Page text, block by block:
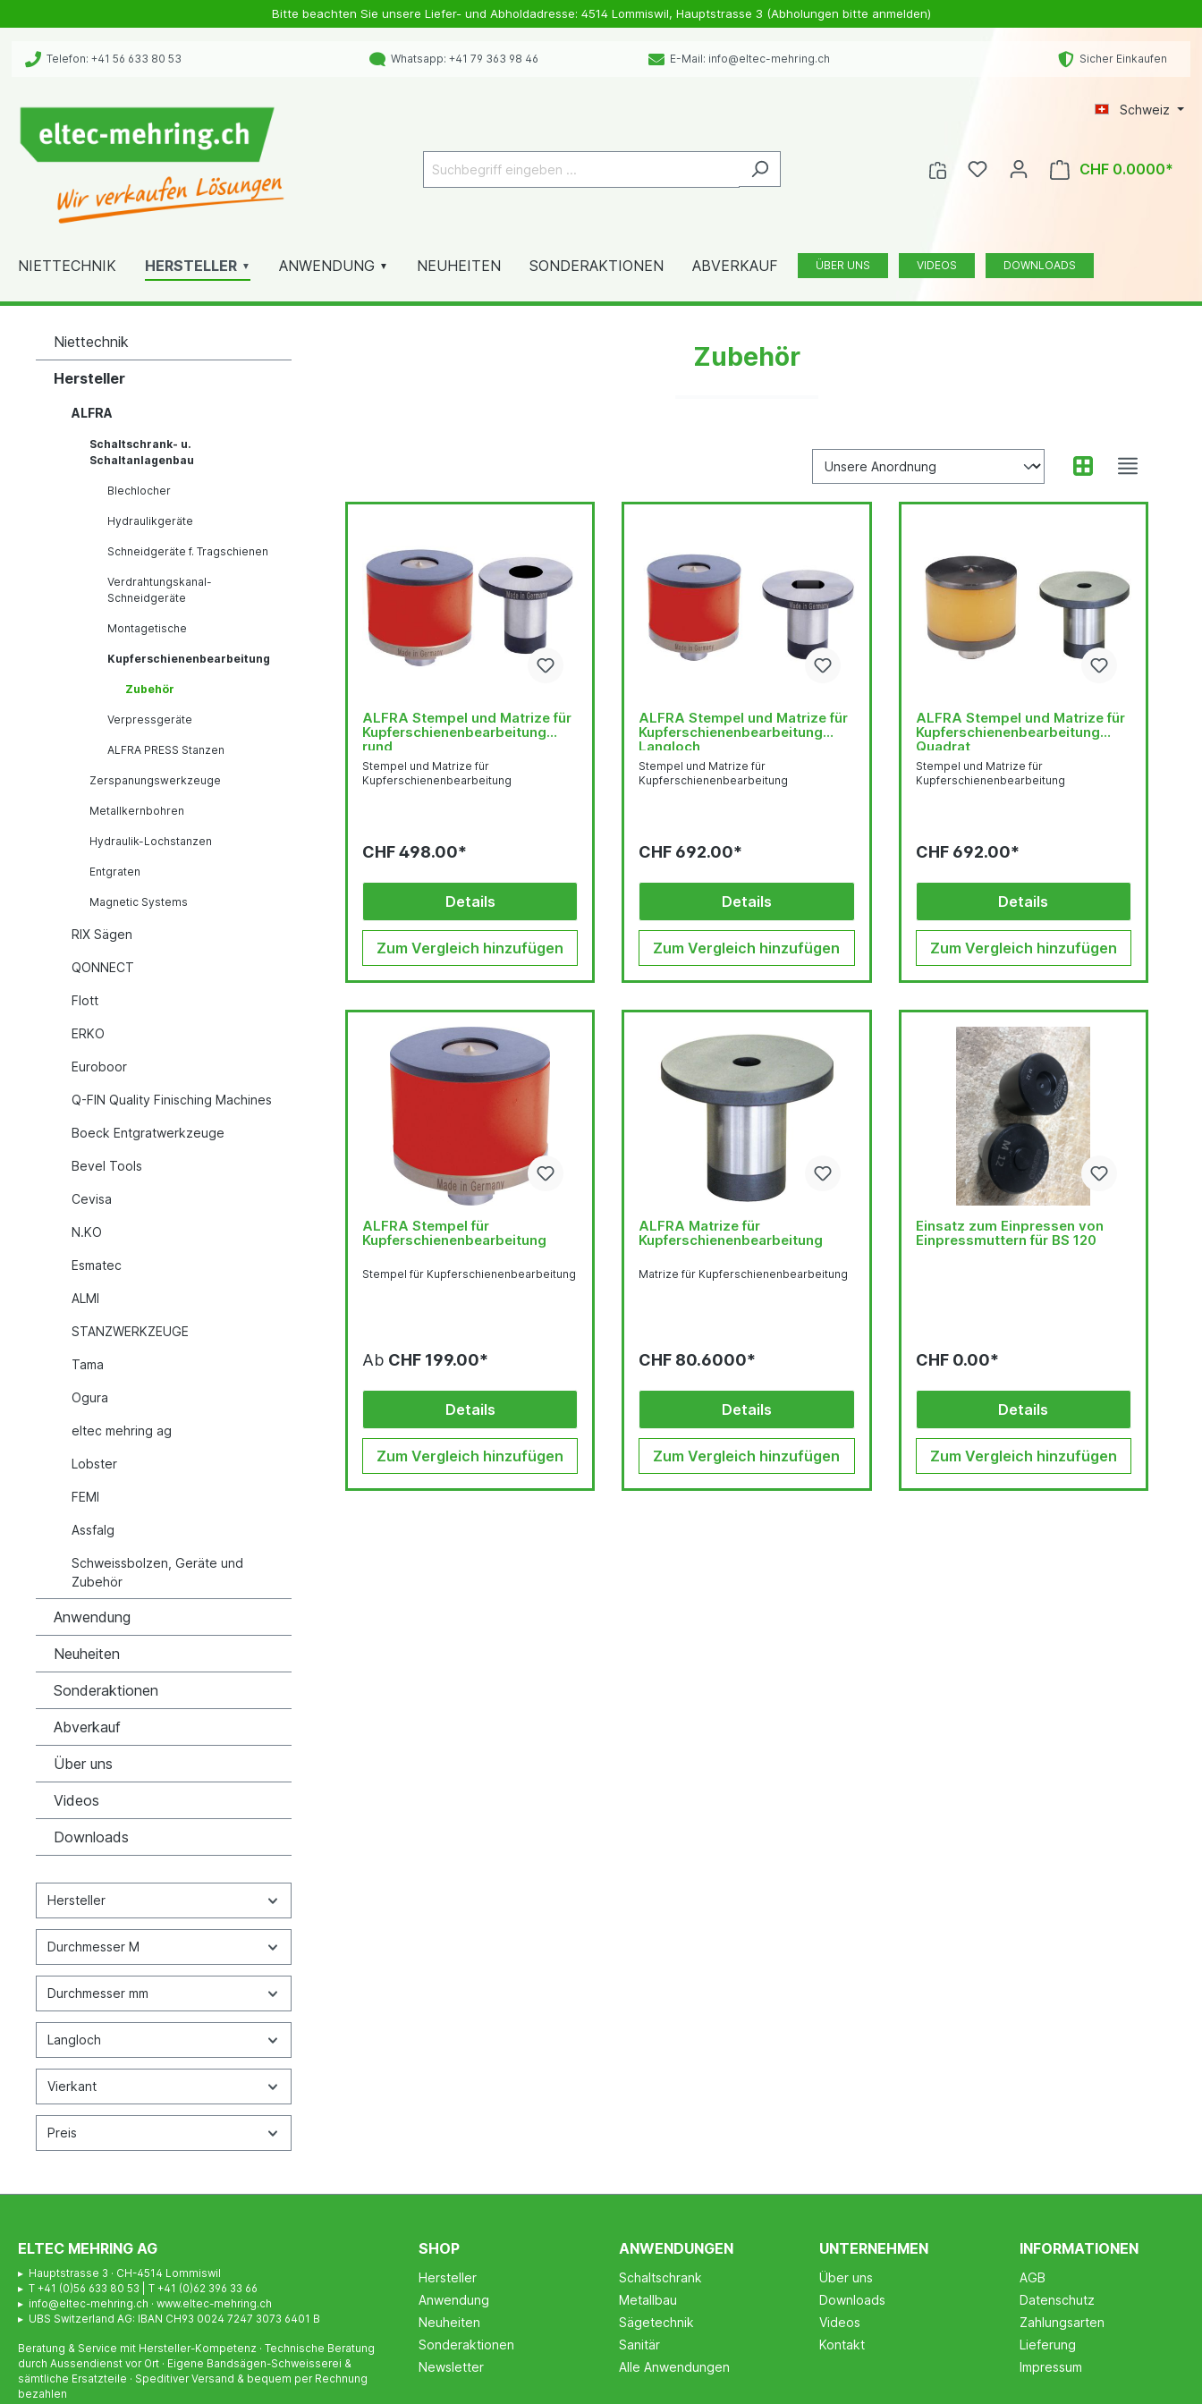
Bitte beachten Sie unsere Liefer- und Abholdadresse: 4514 Lommiswil, Hauptstrasse 3 (Abholungen bitte anmelden)
Telefon: +41 56 633 80 53 Whatsapp: +41 79 363 98 46 E-Mail: info@eltec-mehring.ch Sicher Einkaufen
Schweiz
CHF 0.0000*
NIETTECHNIK HERSTELLER ANWENDUNG NEUHEITEN SONDERAKTIONEN ABVERKAUF ÜBER UNS VIDEOS DOWNLOADS
Niettechnik
Hersteller
ALFRA
Schaltschrank- u.
Schaltanlagenbau
Blechlocher
Hydraulikgeräte
Schneidgeräte f. Tragschienen
Verdrahtungskanal-
Schneidgeräte
Montagetische
Kupferschienenbearbeitung
Zubehör
Verpressgeräte
ALFRA PRESS Stanzen
Zerspanungswerkzeuge
Metallkernbohren
Hydraulik-Lochstanzen
Entgraten
Magnetic Systems
RIX Sägen
QONNECT
Flott
ERKO
Euroboor
Q-FIN Quality Finisching Machines
Boeck Entgratwerkzeuge
Bevel Tools
Cevisa
N.KO
Esmatec
ALMI
STANZWERKZEUGE
Tama
Ogura
eltec mehring ag
Lobster
FEMI
Assfalg
Schweissbolzen, Geräte und
Zubehör
Anwendung
Neuheiten
Sonderaktionen
Abverkauf
Über uns
Videos
Downloads
Hersteller
Durchmesser M
Durchmesser mm
Langloch
Vierkant
Preis
Zubehör
ALFRA Stempel und Matrize für
Kupferschienenbearbeitung
rund
Stempel und Matrize für
Kupferschienenbearbeitung
CHF 498.00*
Details
Zum Vergleich hinzufügen
ALFRA Stempel und Matrize für
Kupferschienenbearbeitung
Langloch
Stempel und Matrize für
Kupferschienenbearbeitung
CHF 692.00*
Details
Zum Vergleich hinzufügen
ALFRA Stempel und Matrize für
Kupferschienenbearbeitung
Quadrat
Stempel und Matrize für
Kupferschienenbearbeitung
CHF 692.00*
Details
Zum Vergleich hinzufügen
ALFRA Stempel für
Kupferschienenbearbeitung
Stempel für Kupferschienenbearbeitung
Ab CHF 199.00*
Details
Zum Vergleich hinzufügen
ALFRA Matrize für
Kupferschienenbearbeitung
Matrize für Kupferschienenbearbeitung
CHF 80.6000*
Details
Zum Vergleich hinzufügen
Einsatz zum Einpressen von
Einpressmuttern für BS 120
CHF 0.00*
Details
Zum Vergleich hinzufügen
ELTEC MEHRING AG
▸ Hauptstrasse 3 · CH-4514 Lommiswil
▸ T +41 (0)56 633 80 53 | T +41 (0)62 396 33 66
▸ info@eltec-mehring.ch · www.eltec-mehring.ch
▸ UBS Switzerland AG: IBAN CH93 0024 7247 3073 6401 B
Beratung & Service mit Hersteller-Kompetenz · Technische Beratung
durch Aussendienst vor Ort · Eigene Bandsägen-Schweisserei &
sämtliche Ersatzteile · Speditiver Versand & bequem per Rechnung
bezahlen
SHOP
Hersteller
Anwendung
Neuheiten
Sonderaktionen
Newsletter
ANWENDUNGEN
Schaltschrank
Metallbau
Sägetechnik
Sanitär
Alle Anwendungen
UNTERNEHMEN
Über uns
Downloads
Videos
Kontakt
INFORMATIONEN
AGB
Datenschutz
Zahlungsarten
Lieferung
Impressum